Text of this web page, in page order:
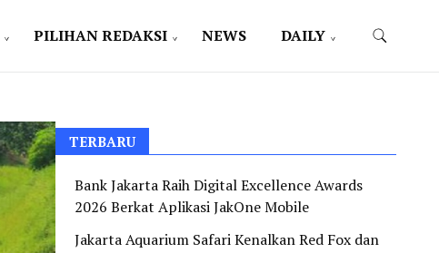
PILIHAN REDAKSI NEWS DAILY
TERBARU
Bank Jakarta Raih Digital Excellence Awards
2026 Berkat Aplikasi JakOne Mobile
Jakarta Aquarium Safari Kenalkan Red Fox dan